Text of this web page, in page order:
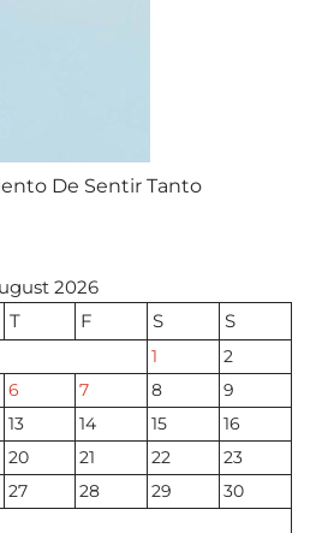
De Sentir Tanto
2026
T F S S
1
2
6 7 8
9
13 14 15
16
20 21 22
23
27 28 29
30